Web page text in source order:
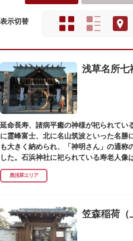
表示切替
延命長寿、諸病平癒の神様が祀られてい
に霊峰富士、北に名山筑波といった名勝
も大きく納められ、「神明さん」の通称
した。石浜神社に祀られている寿老人像
延命長寿の神として奉安されたものです。
奥浅草エリア
笠森稲荷（